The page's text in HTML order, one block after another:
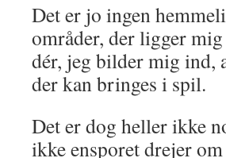
Det er jo ingen
områder, der ligger
dér, jeg bilder mig ind,
der kan bringes i spil.
Det er dog heller ikke
ikke ensporet drejer